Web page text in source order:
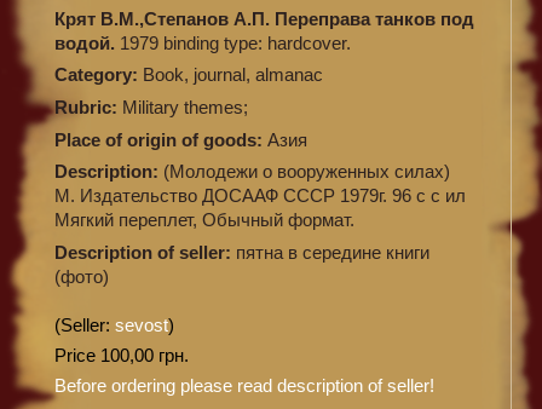
Крят В.М.,Степанов А.П. Переправа танков под
водой. 1979 binding type: hardcover.
Category: Book, journal, almanac
Rubric: Military themes;
Place of origin of goods: Азия
Description: (Молодежи о вооруженных силах)
М. Издательство ДОСААФ СССР 1979г. 96 с с ил
Мягкий переплет, Обычный формат.
Description of seller: пятна в середине книги
(фото)
(Seller: sevost)
Price 100,00 грн.
Before ordering please read description of seller!